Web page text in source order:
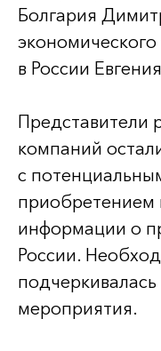
Болгария
в России
Представители
компаний
с
приобретением
информации о
России.
мероприятия.